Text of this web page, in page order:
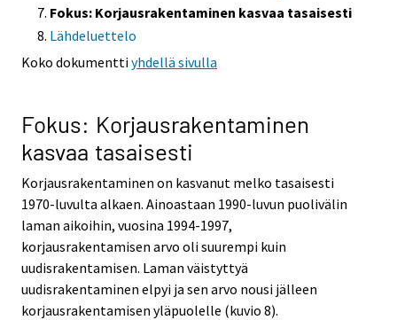
Fokus: Korjausrakentaminen kasvaa tasaisesti
Lähdeluettelo
Koko dokumenttiyhdellä sivulla
Fokus: Korjausrakentaminen
kasvaa tasaisesti
Korjausrakentaminen on kasvanut melko tasaisesti
1970-luvulta alkaen. Ainoastaan 1990-luvun puolivälin
laman aikoihin, vuosina 1994-1997,
korjausrakentamisen arvo oli suurempi kuin
uudisrakentamisen. Laman väistyttyä
uudisrakentaminen elpyi ja sen arvo nousi jälleen
korjausrakentamisen yläpuolelle (kuvio 8).